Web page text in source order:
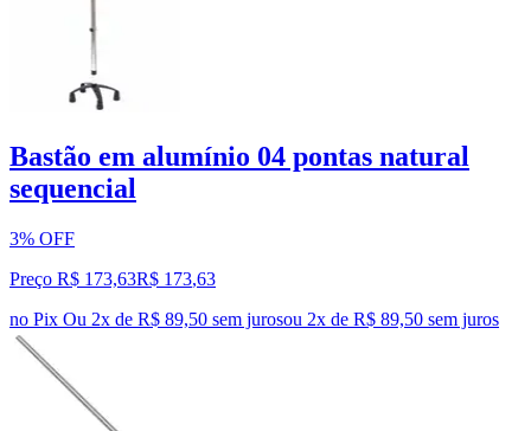
Bastão em alumínio 04 pontas natural
sequencial
3% OFF
Preço R$ 173,63R$ 173,63
no Pix Ou 2x de R$ 89,50 sem jurosou 2x de R$ 89,50 sem juros